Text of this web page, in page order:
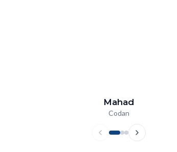
Mahad
Codan